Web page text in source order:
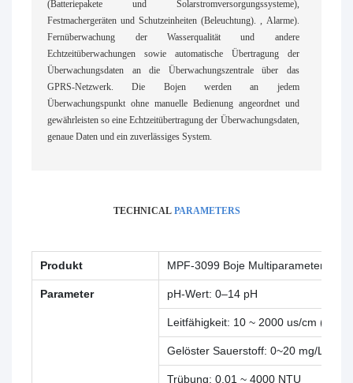
(Batteriepakete und Solarstromversorgungssysteme),
Festmachergeräten und Schutzeinheiten (Beleuchtung). , Alarme).
Fernüberwachung der Wasserqualität und andere
Echtzeitüberwachungen sowie automatische Übertragung der
Überwachungsdaten an die Überwachungszentrale über das
GPRS-Netzwerk. Die Bojen werden an jedem
Überwachungspunkt ohne manuelle Bedienung angeordnet und
gewährleisten so eine Echtzeitübertragung der Überwachungsdaten,
genaue Daten und ein zuverlässiges System.
TECHNICAL PARAMETERS
Produkt MPF-3099 Boje Multiparameter-
Parameter pH-Wert: 0–14 pH
Leitfähigkeit: 10 ~ 2000 us/cm
Gelöster Sauerstoff: 0~20 mg/L,
Trübung: 0,01 ~ 4000 NTU